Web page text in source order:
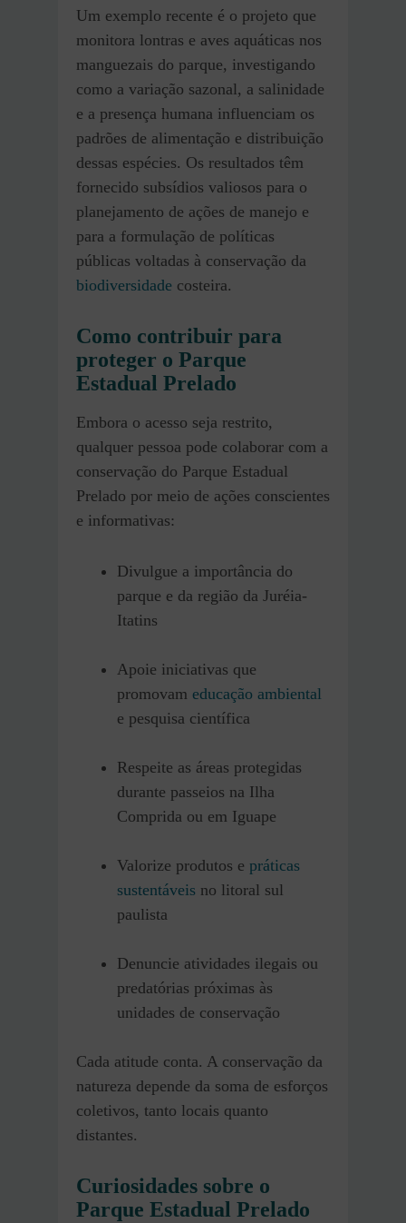
Um exemplo recente é o projeto que
monitora lontras e aves aquáticas nos
manguezais do parque, investigando
como a variação sazonal, a salinidade
e a presença humana influenciam os
padrões de alimentação e distribuição
dessas espécies. Os resultados têm
fornecido subsídios valiosos para o
planejamento de ações de manejo e
para a formulação de políticas
públicas voltadas à conservação da
biodiversidade costeira.
Como contribuir para
proteger o Parque
Estadual Prelado
Embora o acesso seja restrito,
qualquer pessoa pode colaborar com a
conservação do Parque Estadual
Prelado por meio de ações conscientes
e informativas:
Divulgue a importância do
parque e da região da Juréia-
Itatins
Apoie iniciativas que
promovam educação ambiental
e pesquisa científica
Respeite as áreas protegidas
durante passeios na Ilha
Comprida ou em Iguape
Valorize produtos e práticas
sustentáveis no litoral sul
paulista
Denuncie atividades ilegais ou
predatórias próximas às
unidades de conservação
Cada atitude conta. A conservação da
natureza depende da soma de esforços
coletivos, tanto locais quanto
distantes.
Curiosidades sobre o
Parque Estadual Prelado